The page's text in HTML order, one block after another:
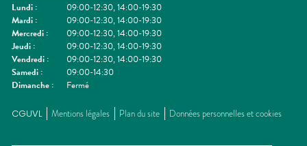
Lundi :
09:00-12:30, 14:00-19:30
Mardi :
09:00-12:30, 14:00-19:30
Mercredi :
09:00-12:30, 14:00-19:30
Jeudi :
09:00-12:30, 14:00-19:30
Vendredi :
09:00-12:30, 14:00-19:30
Samedi :
09:00-14:30
Dimanche : Fermé
CGUVL Mentions légales Plan du site Données personnelles et cookies